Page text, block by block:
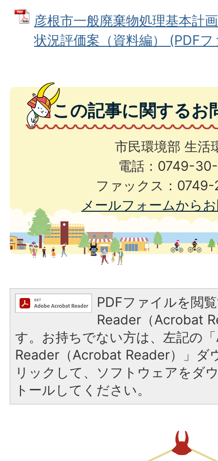
彦根市一般廃棄物処理基本計
状況評価案（資料編） (PDF
この記事に関するお
市民環境部 生活
電話：0749-
ファックス：
メールフォームから
PDFファイルを閲
Reader（Acrobat
す。お持ちでない方は、左記の
Reader（Acrobat Reader）」ダ
リックして、ソフトウェアをダ
トールしてください。